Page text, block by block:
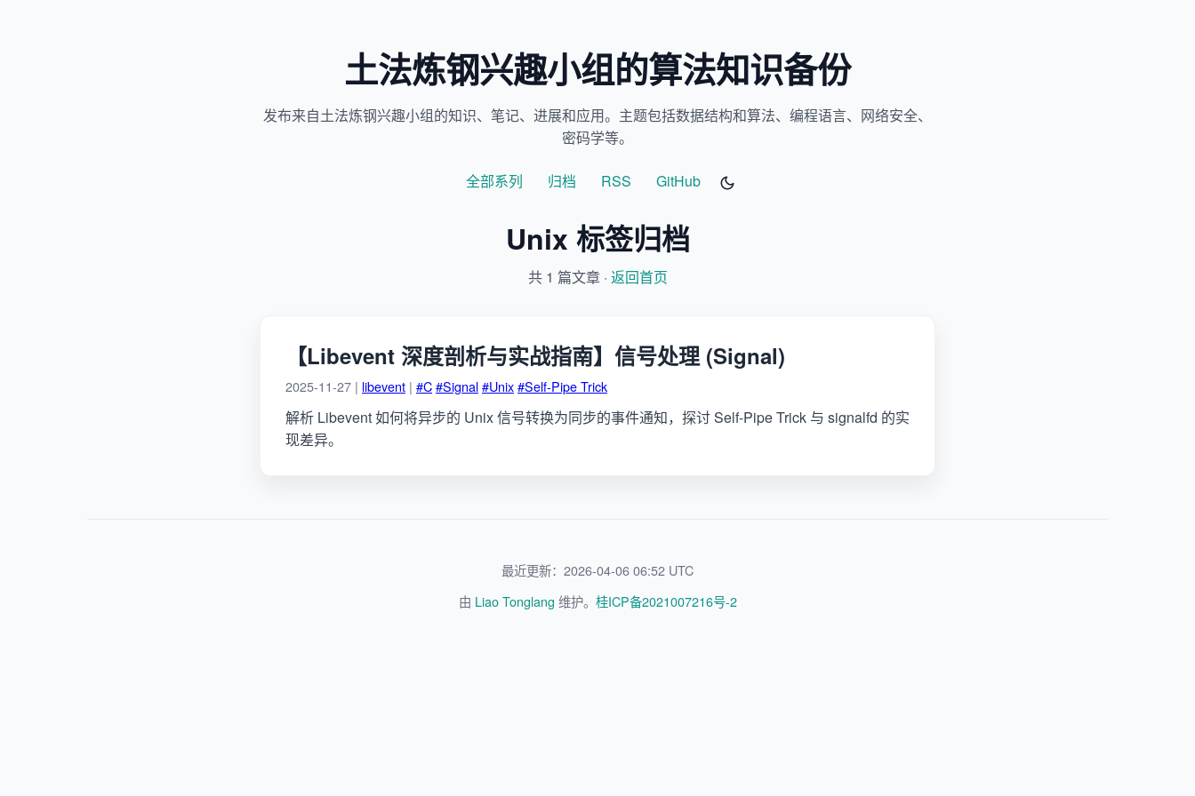
土法炼钢兴趣小组的算法知识备份
发布来自土法炼钢兴趣小组的知识、笔记、进展和应用。主题包括数据结构和算法、编程语言、网络安全、
密码学等。
全部系列 归档 RSS GitHub
Unix 标签归档
共 1 篇文章 · 返回首页
【Libevent 深度剖析与实战指南】信号处理 (Signal)
2025-11-27 | libevent | #C#Signal#Unix#Self-Pipe Trick
解析 Libevent 如何将异步的 Unix 信号转换为同步的事件通知，探讨 Self-Pipe Trick 与 signalfd 的实
现差异。
最近更新：2026-04-06 06:52 UTC
由 Liao Tonglang 维护。 桂ICP备2021007216号-2